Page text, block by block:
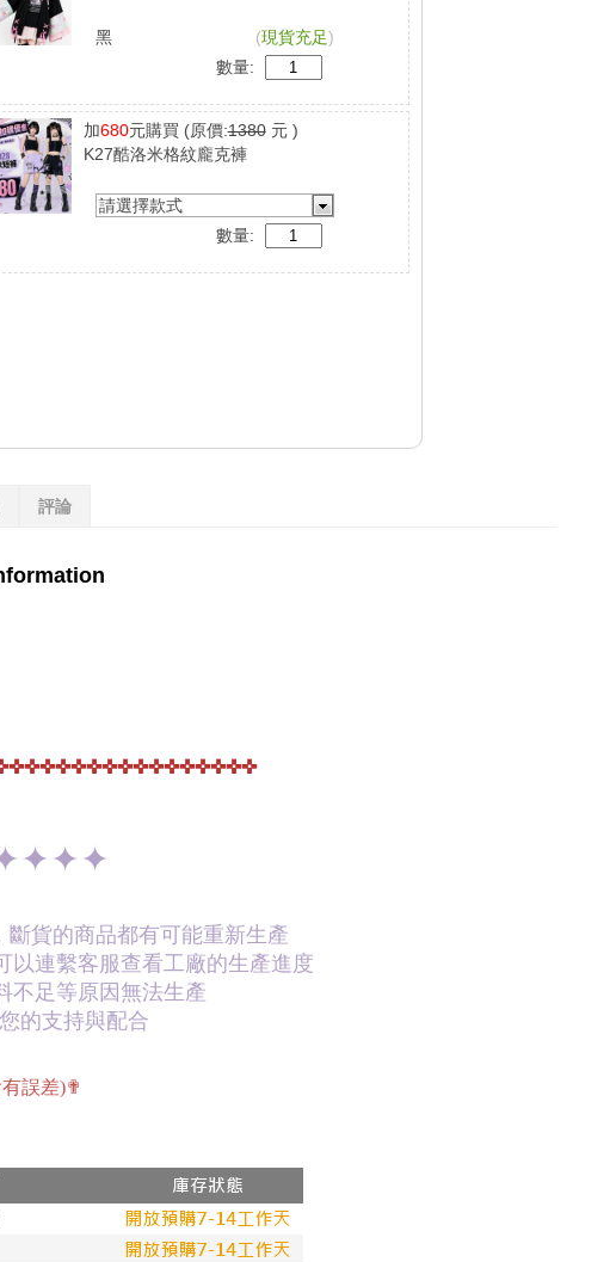
黑 (現貨充足)
數量:
加680元購買 (原價:1380元 )
K27酷洛米格紋龐克褲
請選擇款式
數量:
評論